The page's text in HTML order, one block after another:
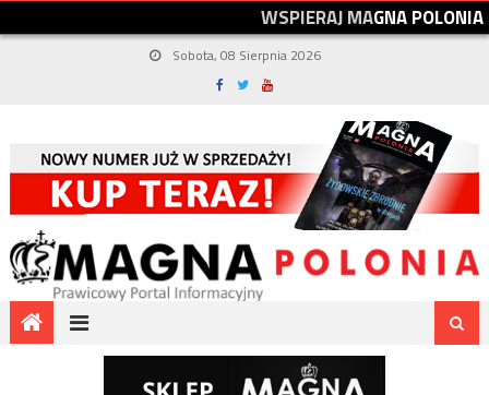
WSPIERAJMAGNAPOLONIA
Sobota, 08 Sierpnia 2026